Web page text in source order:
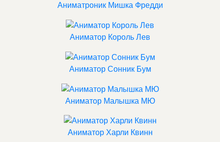
Аниматроник Мишка Фредди
Аниматор Король Лев
Аниматор Сонник Бум
Аниматор Малышка МЮ
Аниматор Харли Квинн